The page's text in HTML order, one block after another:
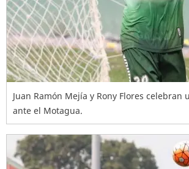
Juan Ramón Mejía y Rony Flores celebran
ante el Motagua.